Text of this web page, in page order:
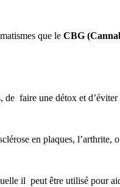
que le CBG
de faire une détox et
en plaques, l’arthrite,
il peut être utilisé pour